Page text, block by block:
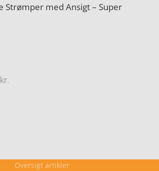
Strømper med Ansigt – Super
kr.
Oversigt artikler